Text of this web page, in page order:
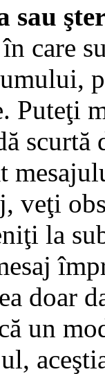
care
Puteţi
scurtă
veţi
la
doar
un